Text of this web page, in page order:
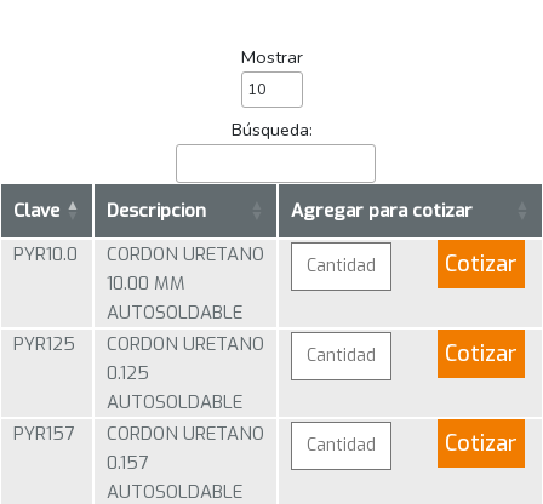
Mostrar
Búsqueda:
Clave Descripcion
Agregar para cotizar
PYR10.0
CORDON URETANO
10.00 MM
AUTOSOLDABLE
Cotizar
PYR125
CORDON URETANO
0.125
AUTOSOLDABLE
Cotizar
PYR157
CORDON URETANO
0.157
AUTOSOLDABLE
Cotizar